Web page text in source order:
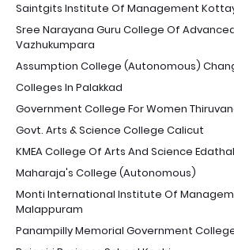
Saintgits Institute Of Management
Sree Narayana Guru College Of
Vazhukumpara
Assumption College (Autonomous)
Colleges In Palakkad
Government College For Women
Govt. Arts & Science College Calicut
KMEA College Of Arts And Science
Maharaja's College (Autonomous)
Monti International Institute Of
Malappuram
Panampilly Memorial Government